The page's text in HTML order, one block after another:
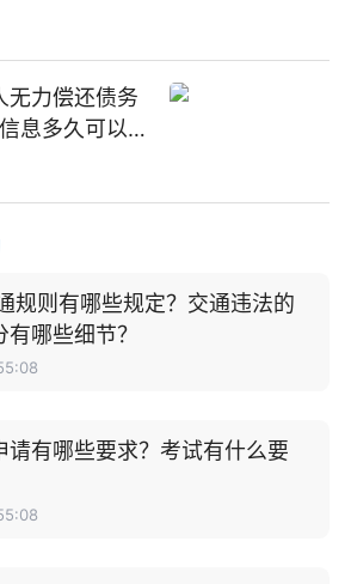
无力偿还债务
息多久可以
规则有哪些规定？交通违法的
哪些细节？
请有哪些要求？考试有什么要